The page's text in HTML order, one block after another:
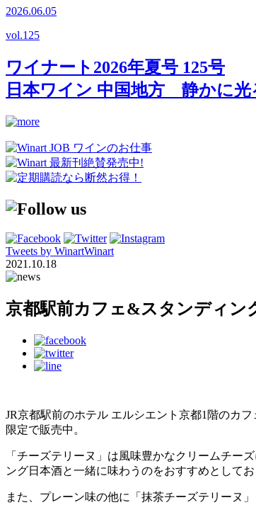
2026.06.05
vol.125
ワイナート2026年夏号 125号
日本ワイン 中国地方 静かに
Tweets by WinartWinart
2021.10.18
京都駅前カフェ&スタンディン
JR京都駅前のホテル エルシエント京都1階のカ
限定で販売中。
「チーズテリーヌ」は風味豊かなクリームチー
ング日本酒と一緒に味わうのをおすすめとして
また、プレーン味の他に「抹茶チーズテリーヌ